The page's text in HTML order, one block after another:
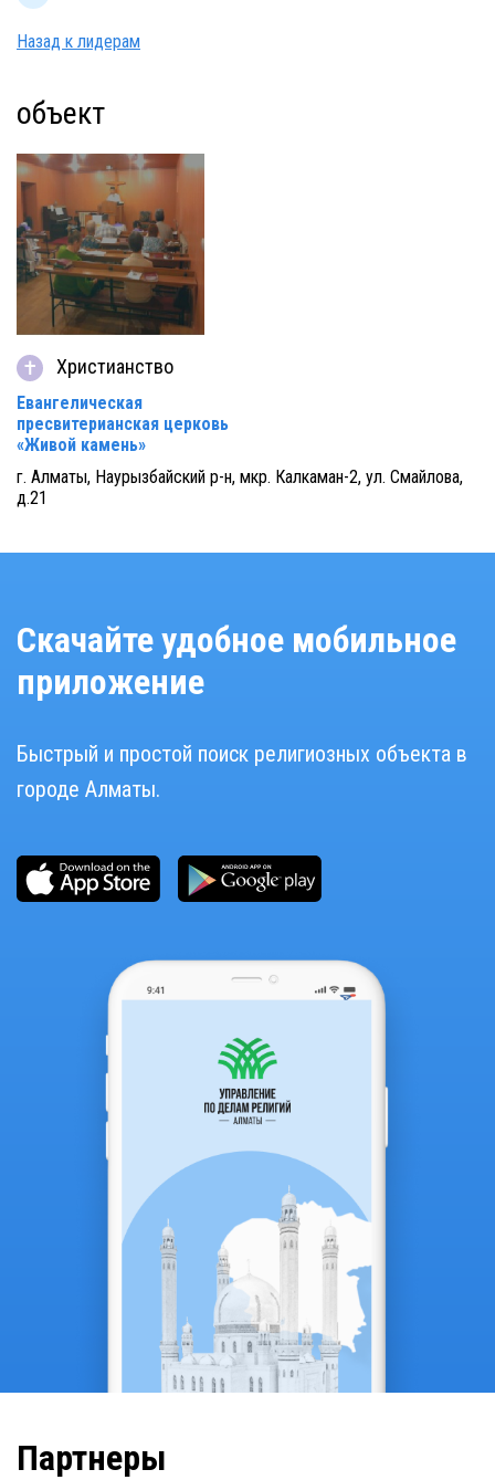
Назад к лидерам
объект
Христианство
Евангелическая
пресвитерианская церковь
«Живой камень»
г. Алматы, Наурызбайский р-н, мкр. Калкаман-2, ул. Смайлова,
д.21
Скачайте удобное мобильное
приложение
Быстрый и простой поиск религиозных объекта в
городе Алматы.
Партнеры